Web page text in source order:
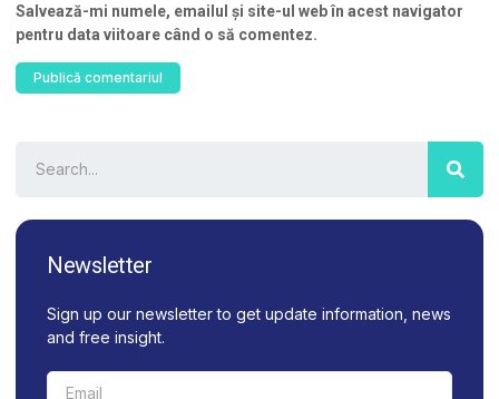
Salvează-mi numele, emailul și site-ul web în acest navigator
pentru data viitoare când o să comentez.
Newsletter
Sign up our newsletter to get update information, news
and free insight.